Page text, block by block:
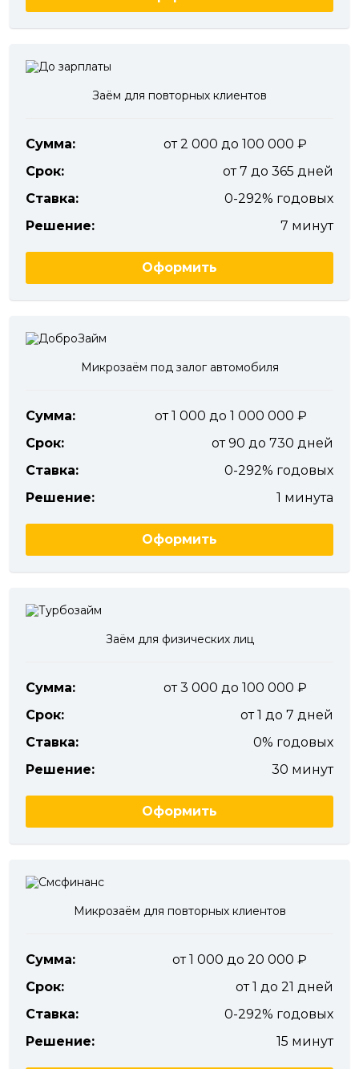
Заём для повторных клиентов
Сумма:
от 2 000 до 100 000
Срок:
от 7 до 365 дней
Ставка:
0-292% годовых
Решение:
7 минут
Оформить
Микрозаём под залог автомобиля
Сумма:
от 1 000 до 1 000 000
Срок:
от 90 до 730 дней
Ставка:
0-292% годовых
Решение:
1 минута
Оформить
Заём для физических лиц
Сумма:
от 3 000 до 100 000
Срок:
от 1 до 7 дней
Ставка:
0% годовых
Решение:
30 минут
Оформить
Микрозаём для повторных клиентов
Сумма:
от 1 000 до 20 000
Срок:
от 1 до 21 дней
Ставка:
0-292% годовых
Решение:
15 минут